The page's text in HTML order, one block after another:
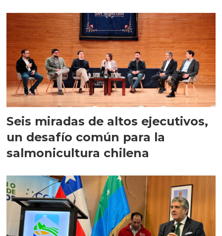
Seis miradas de altos ejecutivos,
un desafío común para la
salmonicultura chilena